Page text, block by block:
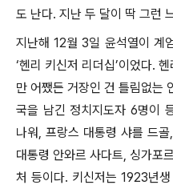
도 난다. 지난 두 달이 딱 그런
지난해 12월 3일 윤석열이 계
‘헨리 키신저 리더십’이었다.
만 어쨌든 거장인 건 틀림없는
국을 남긴 정치지도자 6명이
나워, 프랑스 대통령 샤를 드
대통령 안와르 사다트, 싱가포
처 등이다. 키신저는 1923년